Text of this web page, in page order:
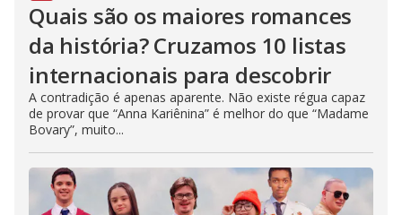
Quais são os maiores romances
da história? Cruzamos 10 listas
internacionais para descobrir
A contradição é apenas aparente. Não existe régua capaz
de provar que “Anna Kariênina” é melhor do que “Madame
Bovary”, muito...